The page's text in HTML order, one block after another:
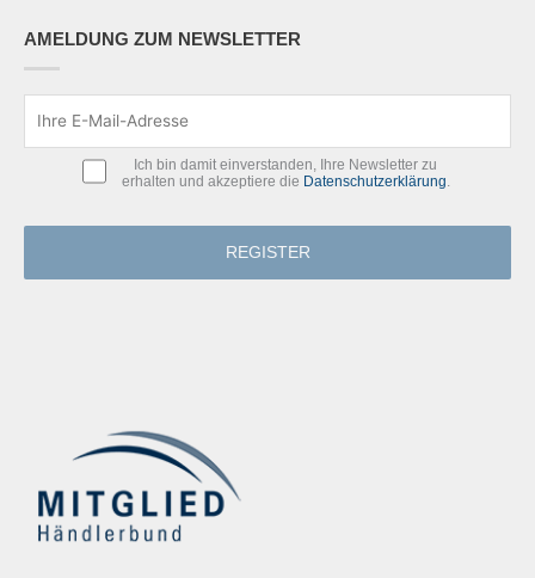
AMELDUNG ZUM NEWSLETTER
Ich bin damit einverstanden, Ihre Newsletter zu
erhalten und akzeptiere die Datenschutzerklärung.